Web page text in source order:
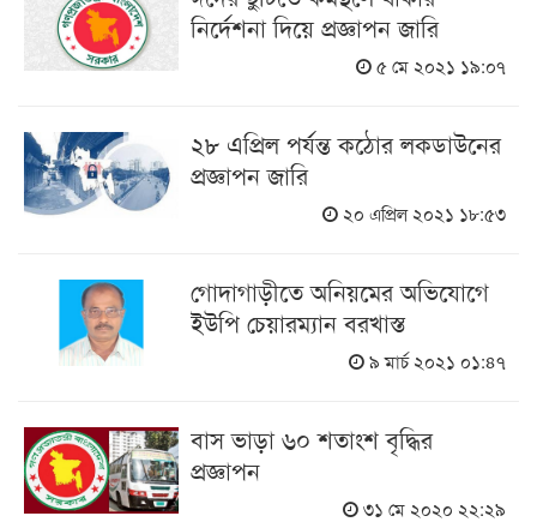
নির্দেশনা দিয়ে প্রজ্ঞাপন জারি
৫ মে ২০২১ ১৯:০৭
২৮ এপ্রিল পর্যন্ত কঠোর লকডাউনের
প্রজ্ঞাপন জারি
২০ এপ্রিল ২০২১ ১৮:৫৩
গোদাগাড়ীতে অনিয়মের অভিযোগে
ইউপি চেয়ারম্যান বরখাস্ত
৯ মার্চ ২০২১ ০১:৪৭
বাস ভাড়া ৬০ শতাংশ বৃদ্ধির
প্রজ্ঞাপন
৩১ মে ২০২০ ২২:২৯